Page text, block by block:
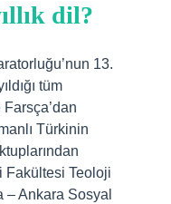
dil?
13.
tüm
Türkinin
Fakültesi Teoloji
– Ankara Sosyal